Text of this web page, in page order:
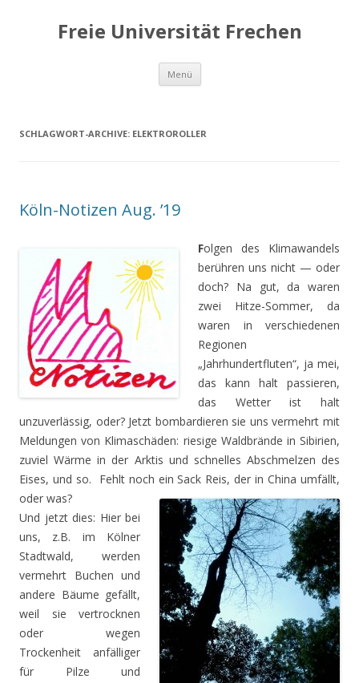
Freie Universität Frechen
Menü Zum
springen
SCHLAGWORT-ARCHIVE: ELEKTROROLLER
Köln-Notizen Aug. ’19
Folgen des Klimawandels
berühren uns nicht — oder
doch? Na gut, da waren
zwei Hitze-Sommer, da
waren in verschiedenen
Regionen
„Jahrhundertfluten“, ja mei,
das kann halt passieren,
das Wetter ist halt
unzuverlässig, oder? Jetzt bombardieren sie uns vermehrt mit
Meldungen von Klimaschäden: riesige Waldbrände in Sibirien,
zuviel Wärme in der Arktis und schnelles Abschmelzen des
Eises, und so. Fehlt noch ein Sack Reis, der in China umfällt,
oder was?
Und jetzt dies: Hier bei
uns, z.B. im Kölner
Stadtwald, werden
vermehrt Buchen und
andere Bäume gefällt,
weil sie vertrocknen
oder wegen
Trockenheit anfälliger
für Pilze und